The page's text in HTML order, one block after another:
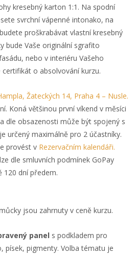
kresebný karton 1:1. Na spodní
svrchní vápenné intonako, na
proškrabávat vlastní kresebný
bude Vaše originální sgrafito
nebo v interiéru Vašeho
o absolvování kurzu.
Žateckých 14, Praha 4 – Nusle.
Koná většinou první víkend v měsíci
dle obsazenosti může být spojený s
určený maximálně pro 2 účastníky.
provést v Rezervačním kalendáři.
dle smluvních podmínek GoPay
120 dní předem.
jsou zahrnuty v ceně kurzu.
panel s podkladem pro
písek, pigmenty. Volba tématu je